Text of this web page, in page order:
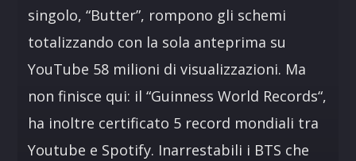
singolo, “Butter”, rompono gli schemi
totalizzando con la sola anteprima su
YouTube 58 milioni di visualizzazioni. Ma
non finisce qui: il “Guinness World Records“,
ha inoltre certificato 5 record mondiali tra
Youtube e Spotify. Inarrestabili i BTS che